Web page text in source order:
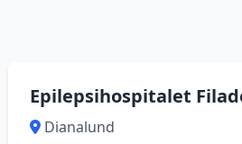
Epilepsihospitalet
Dianalund